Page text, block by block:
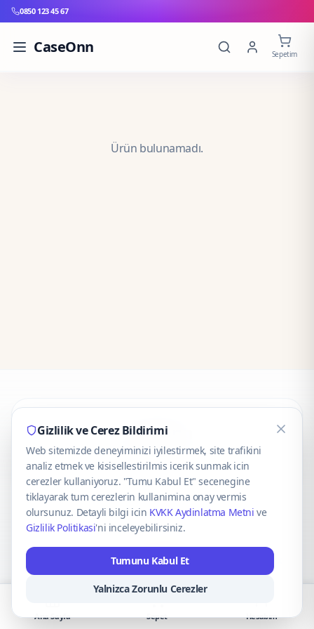
0850 123 45 67
CaseOnn Sepetim
Ürün bulunamadı.
CaseOnn
© 2025 CaseOnn. Tüm hakları saklıdır.
VISA Mastercard
Gizlilik ve Cerez Bildirimi
Web sitemizde deneyiminizi iyilestirmek, site trafikini
analiz etmek ve kisisellestirilmis icerik sunmak icin
cerezler kullaniyoruz. "Tumu Kabul Et" secenegine
tiklayarak tum cerezlerin kullanimina onay vermis
olursunuz. Detayli bilgi icin KVKK Aydinlatma Metni ve
Gizlilik Politikasi'ni inceleyebilirsiniz.
Tumunu Kabul Et
Yalnizca Zorunlu Cerezler
Ana Sayfa Sepet Hesabım